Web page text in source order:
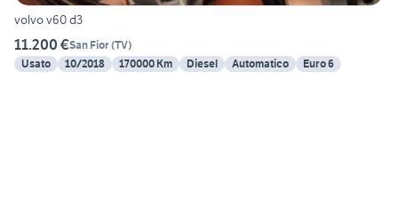
volvo v60 d3
11.200 €San Fior(TV)
Usato
10/2018 170000 Km Diesel Automatico Euro 6